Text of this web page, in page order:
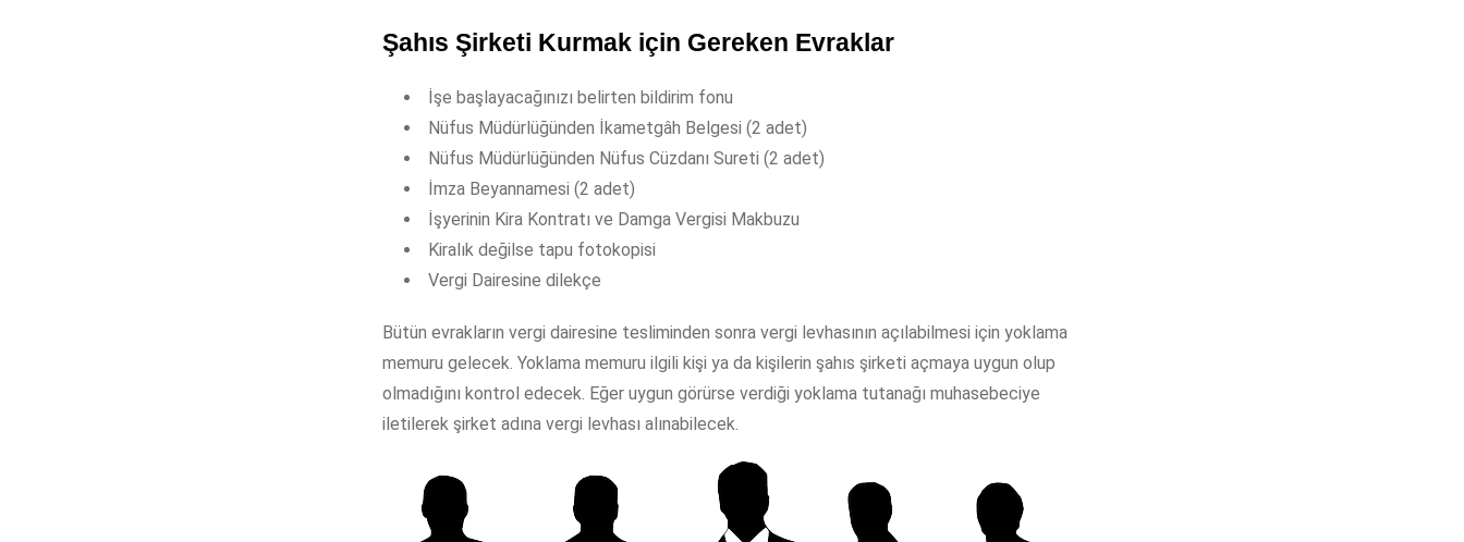
Şahıs Şirketi Kurmak için Gereken Evraklar
İşe başlayacağınızı belirten bildirim fonu
Nüfus Müdürlüğünden İkametgâh Belgesi (2 adet)
Nüfus Müdürlüğünden Nüfus Cüzdanı Sureti (2 adet)
İmza Beyannamesi (2 adet)
İşyerinin Kira Kontratı ve Damga Vergisi Makbuzu
Kiralık değilse tapu fotokopisi
Vergi Dairesine dilekçe
Bütün evrakların vergi dairesine tesliminden sonra vergi levhasının açılabilmesi için yoklama
memuru gelecek. Yoklama memuru ilgili kişi ya da kişilerin şahıs şirketi açmaya uygun olup
olmadığını kontrol edecek. Eğer uygun görürse verdiği yoklama tutanağı muhasebeciye
iletilerek şirket adına vergi levhası alınabilecek.